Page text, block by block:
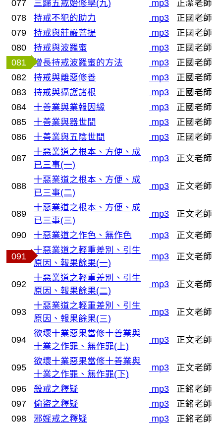
077
三歸五戒始修學(九) mp3
正潔老師
078
持戒不犯的助力 mp3
正國老師
079
持戒與莊嚴菩提 mp3
正國老師
080
持戒與波羅蜜 mp3
正國老師
081
增長持戒波羅蜜的方法 mp3
正國老師
082
持戒與離惡修善 mp3
正國老師
083
持戒與攝護諸根 mp3
正國老師
084
十善業與業報因緣 mp3
正國老師
085
十善業與器世間 mp3
正國老師
086
十善業與五陰世間 mp3 正國老師
087
十惡業道之根本、方便、成
已三事(一)
mp3 正文老師
088
十惡業道之根本、方便、成
已三事(二)
mp3 正文老師
089
十惡業道之根本、方便、成
已三事(三)
mp3 正文老師
090 十惡業道之作色、無作色 mp3 正文老師
091
十惡業道之輕重差別、引生
原因、報果餘果(一)
mp3 正文老師
092
十惡業道之輕重差別、引生
原因、報果餘果(二)
mp3 正文老師
093
十惡業道之輕重差別、引生
原因、報果餘果(三)
mp3 正文老師
094
欲壞十業惡果當修十善業與
十業之作罪、無作罪(上)
mp3 正文老師
095
欲壞十業惡果當修十善業與
十業之作罪、無作罪(下)
mp3 正文老師
096 殺戒之釋疑 mp3
正銘老師
097
偷盜之釋疑 mp3
正銘老師
098
邪婬戒之釋疑 mp3
正銘老師